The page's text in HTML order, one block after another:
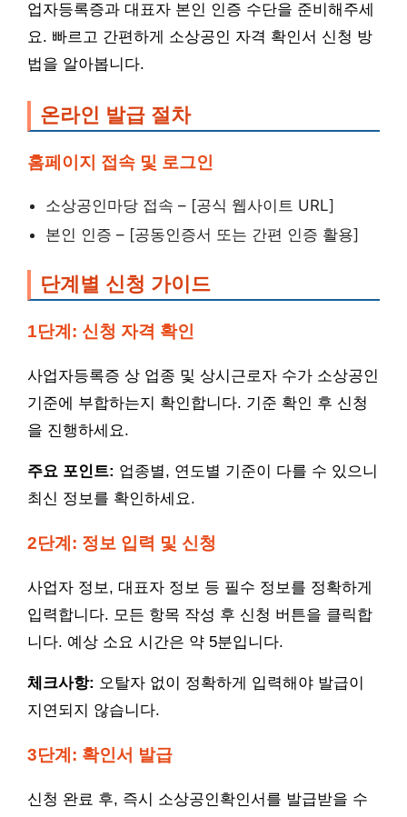
업자등록증과 대표자 본인 인증 수단을 준비해주세
요. 빠르고 간편하게 소상공인 자격 확인서 신청 방
법을 알아봅니다.
온라인 발급 절차
홈페이지 접속 및 로그인
소상공인마당 접속 – [공식 웹사이트 URL]
본인 인증 – [공동인증서 또는 간편 인증 활용]
단계별 신청 가이드
1단계: 신청 자격 확인
사업자등록증 상 업종 및 상시근로자 수가 소상공인
기준에 부합하는지 확인합니다. 기준 확인 후 신청
을 진행하세요.
주요 포인트: 업종별, 연도별 기준이 다를 수 있으니
최신 정보를 확인하세요.
2단계: 정보 입력 및 신청
사업자 정보, 대표자 정보 등 필수 정보를 정확하게
입력합니다. 모든 항목 작성 후 신청 버튼을 클릭합
니다. 예상 소요 시간은 약 5분입니다.
체크사항: 오탈자 없이 정확하게 입력해야 발급이
지연되지 않습니다.
3단계: 확인서 발급
신청 완료 후, 즉시 소상공인확인서를 발급받을 수